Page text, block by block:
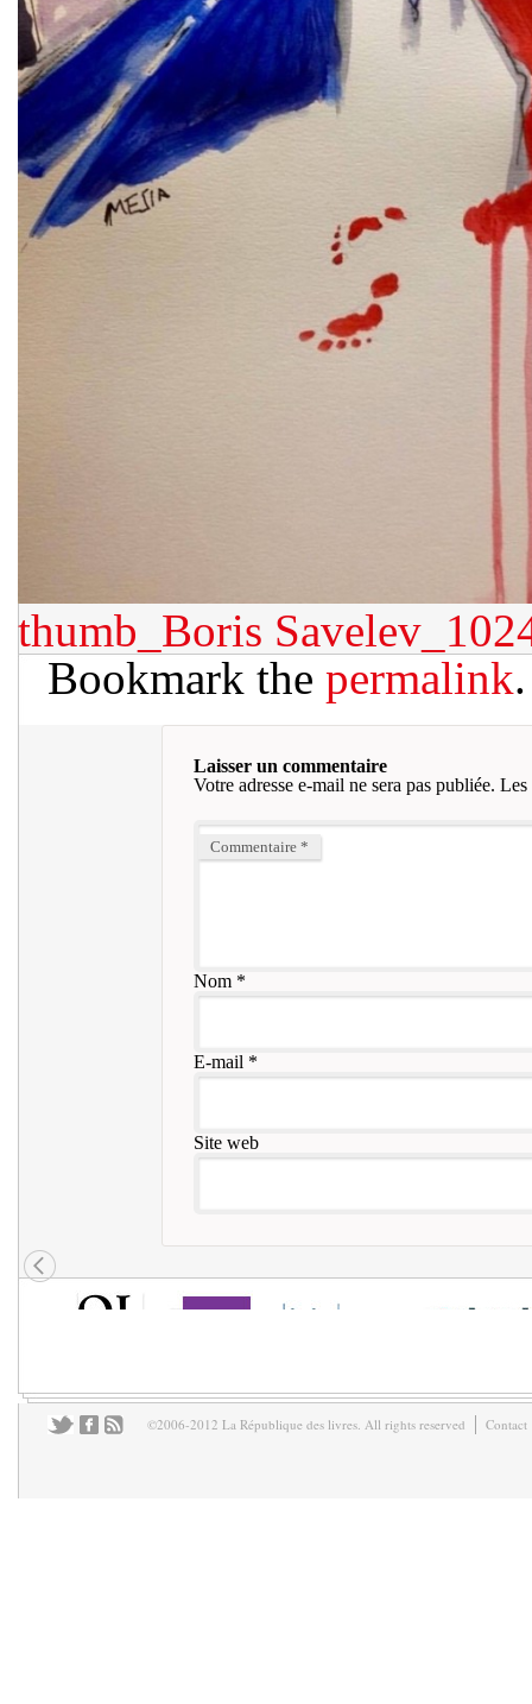
thumb_Boris
Bookmark the permalink.
Laisser un commentaire
Votre adresse e-mail ne sera pas publiée. Les
Commentaire *
Nom*
E-mail *
Site web
©2006-2012 La République des livres. All rights reserved Contact